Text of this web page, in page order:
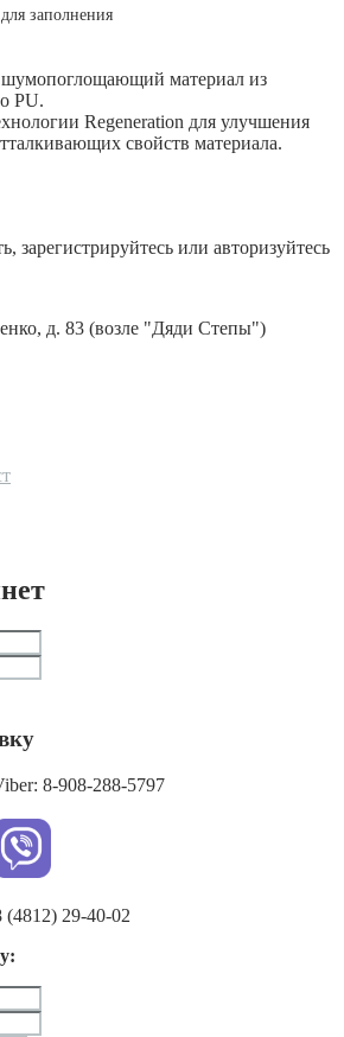
заполнения
материал из
PU.
Regeneration для улучшения
свойств материала.
зарегистрируйтесь или авторизуйтесь
д. 83 (возле "Дяди Степы")
8-908-288-5797
(4812) 29-40-02